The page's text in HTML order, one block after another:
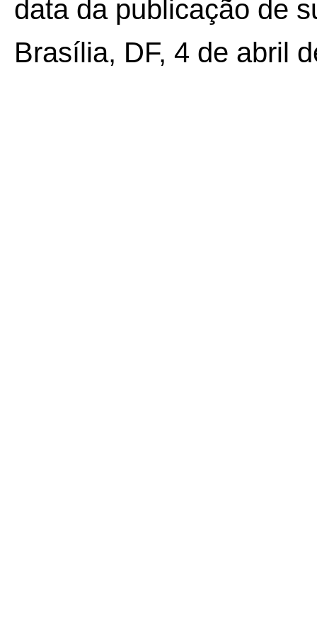
data da publicação de
Brasília, DF, 4 de abril